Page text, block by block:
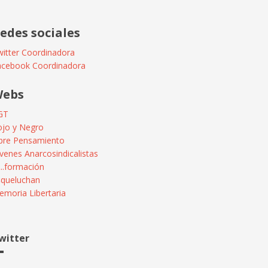
sociales
Coordinadora
Coordinadora
y Negro
Pensamiento
Anarcosindicalistas
Libertaria